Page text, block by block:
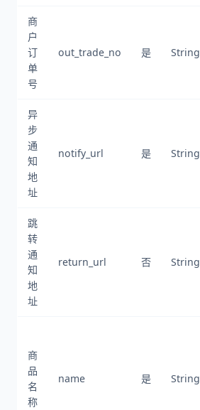
商
户
订
单
号
out_trade_no 是 String
异
步
通
知
地
址
notify_url 是 String
跳
转
通
知
地
址
return_url 否 String
商
品
名
称
name 是 String